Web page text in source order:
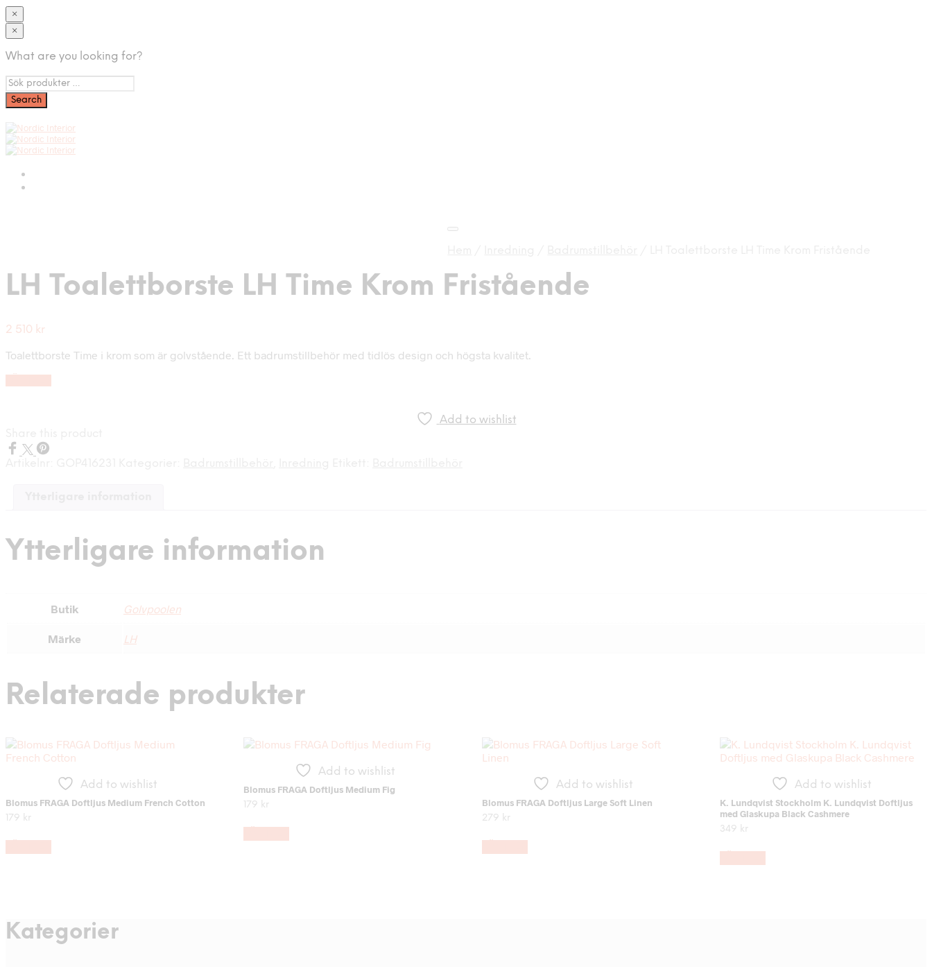
×
×
What are you looking for?
LH Toalettborste LH Time Krom Fristående
2 510 kr
Toalettborste Time i krom som är golvstående. Ett badrumstillbehör med tidlös design och högsta kvalitet.
Add to wishlist
Ytterligare information
Butik Golvpoolen
Märke LH
Relaterade produkter
Add to wishlist
Blomus FRAGA Doftljus Medium French Cotton
179 kr
Add to wishlist
Blomus FRAGA Doftljus Medium Fig
179 kr
Add to wishlist
Blomus FRAGA Doftljus Large Soft Linen
279 kr
Add to wishlist
K. Lundqvist Stockholm K. Lundqvist Doftljus
med Glaskupa Black Cashmere
349 kr
Kategorier